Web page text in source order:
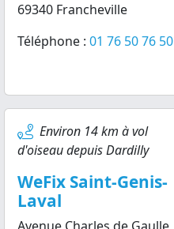
69340 Francheville
Téléphone :01 76 50 76 50
Environ 14 km à vol
d'oiseau depuis Dardilly
WeFix Saint-Genis-
Laval